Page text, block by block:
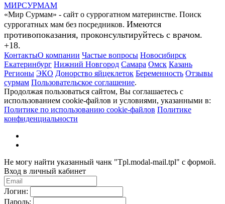
МИРСУРМАМ
«Мир Сурмам» - сайт о суррогатном материнстве. Поиск
суррогатных мам без посредников. Имеются
противопоказания, проконсультируйтесь с врачом.
+18.
КонтактыО компании Частые вопросы Новосибирск
Екатеринбург Нижний Новгород Самара Омск Казань
Регионы ЭКО Донорство яйцеклеток Беременность Отзывы
сурмам Пользовательское соглашение.
Продолжая пользоваться сайтом, Вы соглашаетесь с
использованием cookie-файлов и условиями, указанными в:
Политике по использованию cookie-файлов Политике
конфиденциальности
Не могу найти указанный чанк "Tpl.modal-mail.tpl" с формой.
Вход в личный кабинет
Логин:
Пароль: